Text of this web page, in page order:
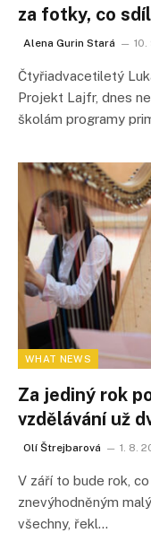
za fotky, co
Alena Gurin Stará
Čtyřiadvacetiletý
Projekt Lajfr, dnes
školám programy
WHAT NEWS
Za jediný rok
vzdělávání už
Olí Štrejbarová 1. 8.
V září to bude rok,
znevýhodněným
všechny, řekl…